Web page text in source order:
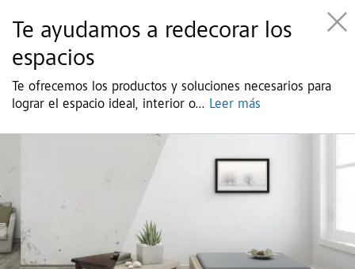
Te ayudamos a redecorar los
espacios
Te ofrecemos los productos y soluciones necesarios para
lograr el espacio ideal, interior o... Leer más